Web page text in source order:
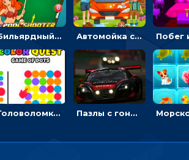
Бильярдный пул: стрелять шариками, чтобы взрывать одинаковые Автомойка со скрытыми звездами: ищи на время
Головоломка Цветной квест: тапай по цветным точкам и перекрашивай поле Пазлы с гоночными автомобилями: собери свой болид по частям